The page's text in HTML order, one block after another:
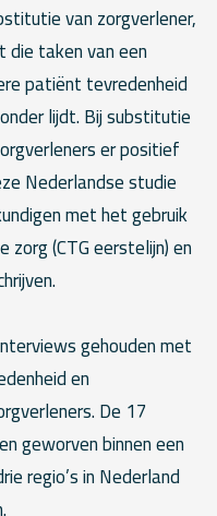
van zorgverlener,
taken van een
patiënt tevredenheid
lijdt. Bij substitutie
er positief
Nederlandse studie
met het gebruik
zorg (CTG eerstelijn) en
gehouden met
en
De 17
geworven binnen een
regio’s in Nederland